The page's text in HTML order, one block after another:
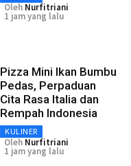
Oleh Nurfitriani
1 jam yang lalu
Pizza Mini Ikan Bumbu
Pedas, Perpaduan
Cita Rasa Italia dan
Rempah Indonesia
KULINER
Oleh Nurfitriani
1 jam yang lalu